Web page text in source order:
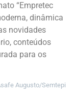
“Empretec
dinâmica
novidades
conteúdos
para os
Augusto/Semtepi